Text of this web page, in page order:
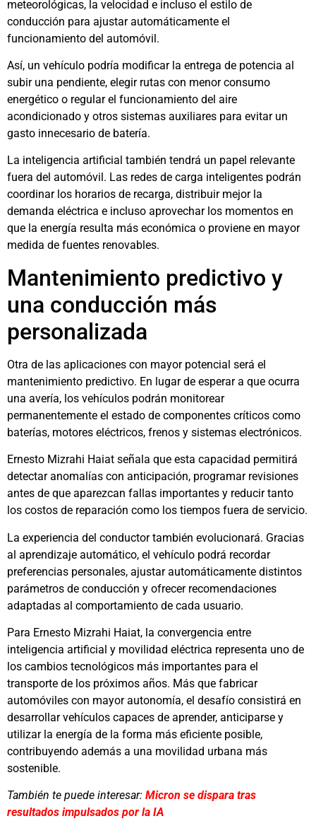
meteorológicas, la velocidad e incluso el estilo de
conducción para ajustar automáticamente el
funcionamiento del automóvil.
Así, un vehículo podría modificar la entrega de potencia al
subir una pendiente, elegir rutas con menor consumo
energético o regular el funcionamiento del aire
acondicionado y otros sistemas auxiliares para evitar un
gasto innecesario de batería.
La inteligencia artificial también tendrá un papel relevante
fuera del automóvil. Las redes de carga inteligentes podrán
coordinar los horarios de recarga, distribuir mejor la
demanda eléctrica e incluso aprovechar los momentos en
que la energía resulta más económica o proviene en mayor
medida de fuentes renovables.
Mantenimiento predictivo y
una conducción más
personalizada
Otra de las aplicaciones con mayor potencial será el
mantenimiento predictivo. En lugar de esperar a que ocurra
una avería, los vehículos podrán monitorear
permanentemente el estado de componentes críticos como
baterías, motores eléctricos, frenos y sistemas electrónicos.
Ernesto Mizrahi Haiat señala que esta capacidad permitirá
detectar anomalías con anticipación, programar revisiones
antes de que aparezcan fallas importantes y reducir tanto
los costos de reparación como los tiempos fuera de servicio.
La experiencia del conductor también evolucionará. Gracias
al aprendizaje automático, el vehículo podrá recordar
preferencias personales, ajustar automáticamente distintos
parámetros de conducción y ofrecer recomendaciones
adaptadas al comportamiento de cada usuario.
Para Ernesto Mizrahi Haiat, la convergencia entre
inteligencia artificial y movilidad eléctrica representa uno de
los cambios tecnológicos más importantes para el
transporte de los próximos años. Más que fabricar
automóviles con mayor autonomía, el desafío consistirá en
desarrollar vehículos capaces de aprender, anticiparse y
utilizar la energía de la forma más eficiente posible,
contribuyendo además a una movilidad urbana más
sostenible.
También te puede interesar: Micron se dispara tras
resultados impulsados por la IA